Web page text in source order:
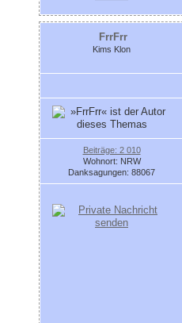
FrrFrr
Kims Klon
Beiträge: 2 010
Wohnort: NRW
Danksagungen: 88067